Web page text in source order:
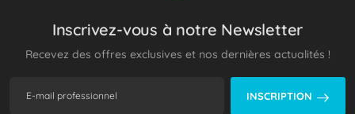
Inscrivez-vous à notre Newsletter
Recevez des offres exclusives et nos dernières actualités !
INSCRIPTION